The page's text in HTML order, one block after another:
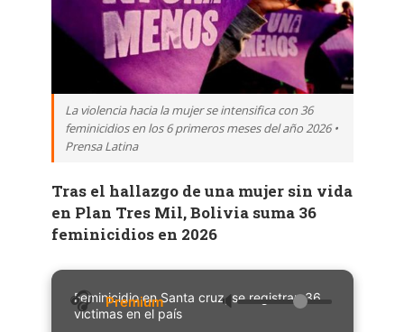
La violencia hacia la mujer se intensifica con 36
feminicidios en los 6 primeros meses del año 2026 •
Prensa Latina
Tras el hallazgo de una mujer sin vida
en Plan Tres Mil, Bolivia suma 36
feminicidios en 2026
Feminicidio en Santa cruz, se registran 36
víctimas en el país
🔈